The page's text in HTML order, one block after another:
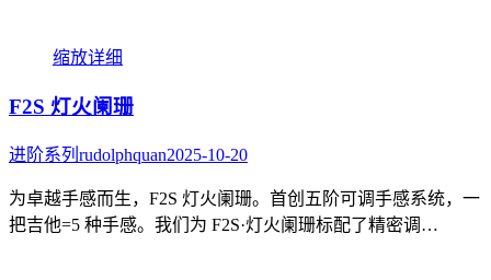
缩放详细
F2S 灯火阑珊
进阶系列 rudolphquan2025-10-20
为卓越手感而生，F2S 灯火阑珊。首创五阶可调手感系统，一
把吉他=5 种手感。我们为 F2S·灯火阑珊标配了精密调…